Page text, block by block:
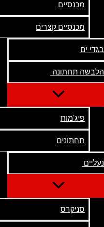
מכנסיים
מכנסיים קצרים
בגדי ים
הלבשה תחתונה
פיג'מות
תחתונים
נעליים
סניקרס